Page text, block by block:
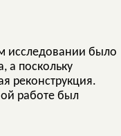
исследовании было
а поскольку
реконструкция.
работе был